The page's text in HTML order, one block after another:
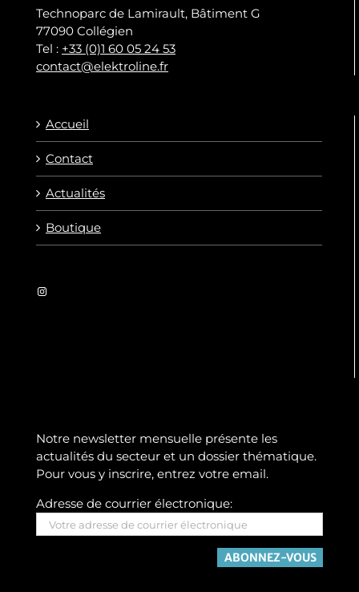
Technoparc de Lamirault, Bâtiment G
77090 Collégien
Tel : +33 (0)1 60 05 24 53
contact@elektroline.fr
Accueil
Contact
Actualités
Boutique
Notre newsletter mensuelle présente les
actualités du secteur et un dossier thématique.
Pour vous y inscrire, entrez votre email.
Adresse de courrier électronique: